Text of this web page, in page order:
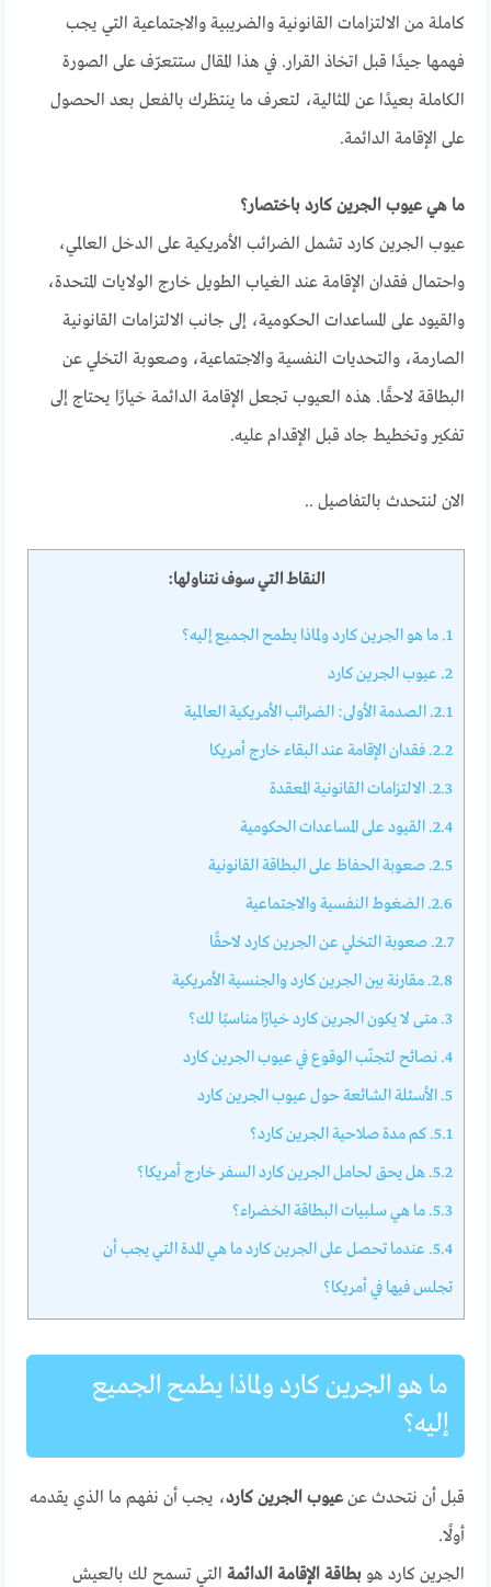
كاملة من الالتزامات القانونية والضريبية والاجتماعية التي يجب
فهمها جيدًا قبل اتخاذ القرار. في هذا المقال ستتعرّف على الصورة
الكاملة بعيدًا عن المثالية، لتعرف ما ينتظرك بالفعل بعد الحصول
على الإقامة الدائمة.
ما هي عيوب الجرين كارد باختصار؟
عيوب الجرين كارد تشمل الضرائب الأمريكية على الدخل العالمي،
واحتمال فقدان الإقامة عند الغياب الطويل خارج الولايات المتحدة،
والقيود على المساعدات الحكومية، إلى جانب الالتزامات القانونية
الصارمة، والتحديات النفسية والاجتماعية، وصعوبة التخلي عن
البطاقة لاحقًا. هذه العيوب تجعل الإقامة الدائمة خيارًا يحتاج إلى
تفكير وتخطيط جاد قبل الإقدام عليه.
الان لنتحدث بالتفاصيل ..
النقاط التي سوف نتناولها:
1. ما هو الجرين كارد ولماذا يطمح الجميع إليه؟
2. عيوب الجرين كارد
2.1. الصدمة الأولى: الضرائب الأمريكية العالمية
2.2. فقدان الإقامة عند البقاء خارج أمريكا
2.3. الالتزامات القانونية المعقدة
2.4. القيود على المساعدات الحكومية
2.5. صعوبة الحفاظ على البطاقة القانونية
2.6. الضغوط النفسية والاجتماعية
2.7. صعوبة التخلي عن الجرين كارد لاحقًا
2.8. مقارنة بين الجرين كارد والجنسية الأمريكية
3. متى لا يكون الجرين كارد خيارًا مناسبًا لك؟
4. نصائح لتجنّب الوقوع في عيوب الجرين كارد
5. الأسئلة الشائعة حول عيوب الجرين كارد
5.1. كم مدة صلاحية الجرين كارد؟
5.2. هل يحق لحامل الجرين كارد السفر خارج أمريكا؟
5.3. ما هي سلبيات البطاقة الخضراء؟
5.4. عندما تحصل على الجرين كارد ما هي المدة التي يجب أن
تجلس فيها في أمريكا؟
ما هو الجرين كارد ولماذا يطمح الجميع
إليه؟
قبل أن نتحدث عنعيوب الجرين كارد، يجب أن نفهم ما الذي يقدمه
أولًا.
الجرين كارد هوبطاقة الإقامة الدائمة التي تسمح لك بالعيش